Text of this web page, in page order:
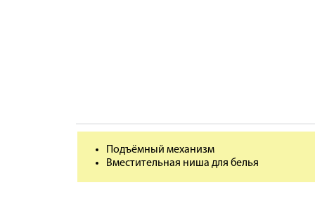
Подъёмный механизм
Вместительная ниша для белья